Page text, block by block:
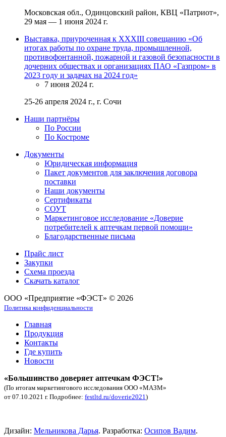
Московская обл., Одинцовский район, КВЦ «Патриот»,
29 мая — 1 июня 2024 г.
Выставка, приуроченная к XXXIII совещанию «Об
итогах работы по охране труда, промышленной,
противофонтанной, пожарной и газовой безопасности в
дочерних обществах и организациях ПАО «Газпром» в
2023 году и задачах на 2024 год»
7 июня 2024 г.
25-26 апреля 2024 г., г. Сочи
Наши партнёры
По России
По Костроме
Документы
Юридическая информация
Пакет документов для заключения договора
поставки
Наши документы
Сертификаты
СОУТ
Маркетинговое исследование «Доверие
потребителей к аптечкам первой помощи»
Благодарственные письма
Прайс лист
Закупки
Схема проезда
Скачать каталог
ООО «Предприятие «ФЭСТ» © 2026
Политика конфиденциальности
Главная
Продукция
Контакты
Где купить
Новости
«Большинство доверяет аптечкам ФЭСТ!»
(По итогам маркетингового исследования ООО «МАЗМ»
от 07.10.2021 г. Подробнее: festltd.ru/doverie2021 )
Дизайн: Мельникова Дарья. Разработка: Осипов Вадим.